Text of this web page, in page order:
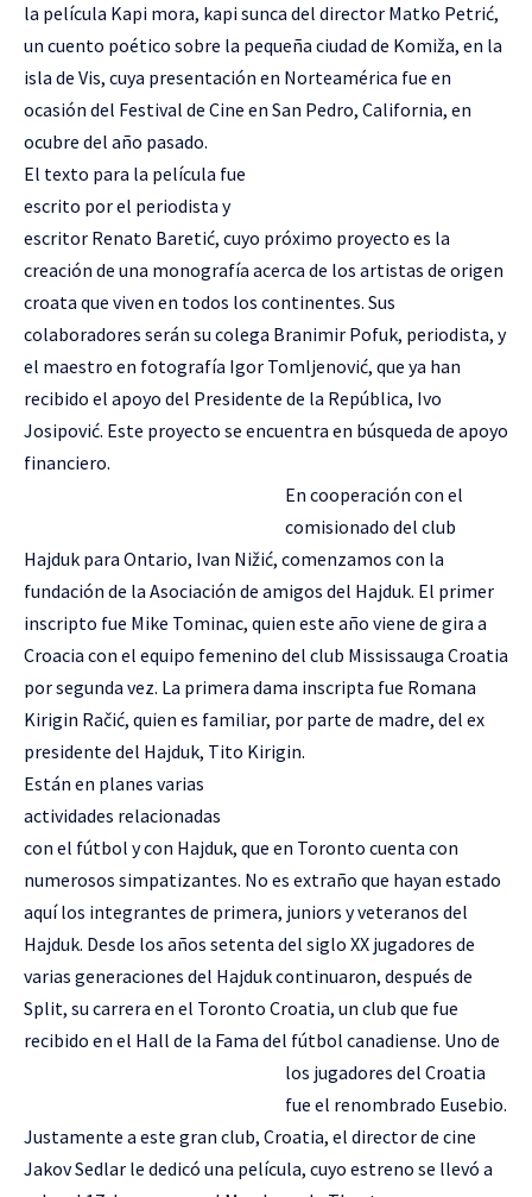
la película Kapi mora, kapi sunca del director Matko Petrić,
un cuento poético sobre la pequeña ciudad de Komiža, en la
isla de Vis, cuya presentación en Norteamérica fue en
ocasión del Festival de Cine en San Pedro, California, en
ocubre del año pasado.
El texto para la película fue
escrito por el periodista y
escritor Renato Baretić, cuyo próximo proyecto es la
creación de una monografía acerca de los artistas de origen
croata que viven en todos los continentes. Sus
colaboradores serán su colega Branimir Pofuk, periodista, y
el maestro en fotografía Igor Tomljenović, que ya han
recibido el apoyo del Presidente de la República, Ivo
Josipović. Este proyecto se encuentra en búsqueda de apoyo
financiero.
En cooperación con el
comisionado del club
Hajduk para Ontario, Ivan Nižić, comenzamos con la
fundación de la Asociación de amigos del Hajduk. El primer
inscripto fue Mike Tominac, quien este año viene de gira a
Croacia con el equipo femenino del club Mississauga Croatia
por segunda vez. La primera dama inscripta fue Romana
Kirigin Račić, quien es familiar, por parte de madre, del ex
presidente del Hajduk, Tito Kirigin.
Están en planes varias
actividades relacionadas
con el fútbol y con Hajduk, que en Toronto cuenta con
numerosos simpatizantes. No es extraño que hayan estado
aquí los integrantes de primera, juniors y veteranos del
Hajduk. Desde los años setenta del siglo XX jugadores de
varias generaciones del Hajduk continuaron, después de
Split, su carrera en el Toronto Croatia, un club que fue
recibido en el Hall de la Fama del fútbol canadiense. Uno de
los jugadores del Croatia
fue el renombrado Eusebio.
Justamente a este gran club, Croatia, el director de cine
Jakov Sedlar le dedicó una película, cuyo estreno se llevó a